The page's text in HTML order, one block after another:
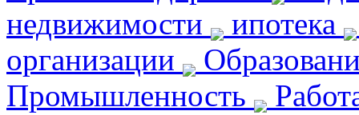
недвижимости
ипотека
организации
Промышленность